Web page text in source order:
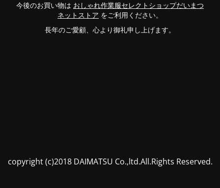
今後のお買い物は おしゃれ作業服セレクトショップだいまつ
ネットストア をご利用ください。
長年のご愛顧、心より御礼申し上げます。
copyright (c)2018 DAIMATSU Co.,ltd.All.Rights Reserved.